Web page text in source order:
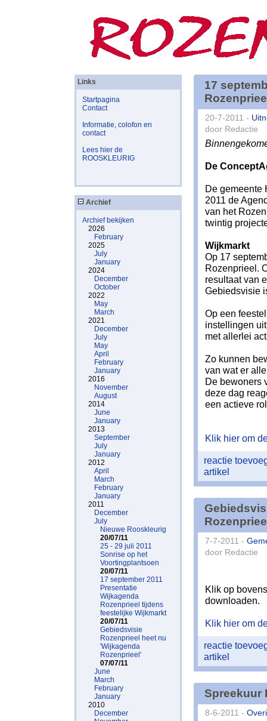
Links
Startpagina
Contact
Informatie, colofon en
contact
Lees hier de
ROOSKLEURIG
Archief
Archief bekijken
2026
February
2025
July
January
2024
December
October
2022
May
March
2021
December
July
May
April
February
January
2016
November
August
2014
June
January
2013
September
July
January
2012
April
March
February
January
2011
December
July
Nieuwe Rooskleurig
20/07/11
25 - 29 juli 2011
Sonrise op het
Voortingplantsoen
20/07/11
17 september 2011
Presentatie
Wijkagenda
Rozenprieel tijdens
feestelijke Wijkmarkt
20/07/11
Gebiedsvisie
Rozenprieel heet nu
'Wijkagenda
Rozenprieel'
07/07/11
June
March
February
January
2010
December
17
20-7-2011 -
door Redactie
De
De gemeente
2011 de
van het
twintig
Wijkmarkt
Op 17
Rozenprieel.
resultaat van
Gebiedsvisie
Op een
instellingen
met allerlei
Zo kunnen
van wat er
De bewoners
deze dag
een actieve
Klik hier om
reactie
artikel
7-7-2011 -
door Redactie
Klik op
downloaden.
Klik hier om
reactie
artikel
Spreekuur
8-6-2011 -